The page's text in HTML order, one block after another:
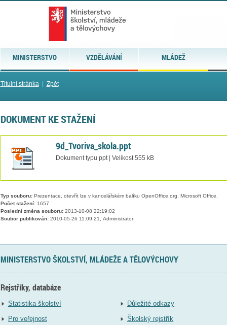
MINISTERSTVO VZDĚLÁVÁNÍ MLÁDEŽ
Titulní stránka| Zpět
DOKUMENT KE STAŽENÍ
9d_Tvoriva_skola.ppt
Dokument typu ppt | Velikost 555 kB
Typ souboru:Prezentace, otevřít lze v kancelářském balíku OpenOffice.org, Microsoft Office.
Počet stažení:1657
Poslední změna souboru:2013-10-08 22:19:02
Soubor publikován:2010-05-26 11:09:21, Administrator
MINISTERSTVO ŠKOLSTVÍ, MLÁDEŽE A TĚLOVÝCHOVY
Rejstříky, databáze
Statistika školství
Pro veřejnost
Důležité odkazy
Školský rejstřík